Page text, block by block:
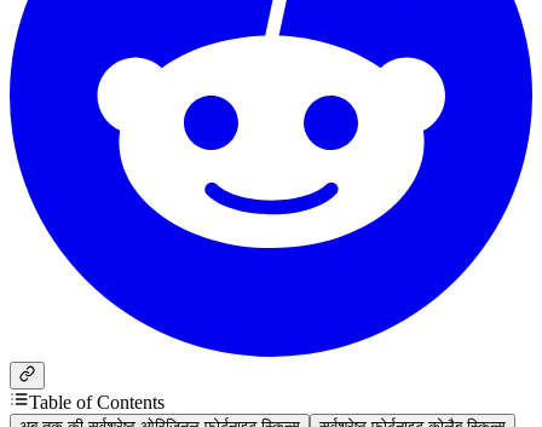
Table of Contents